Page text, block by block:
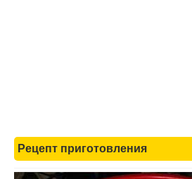
Рецепт приготовления